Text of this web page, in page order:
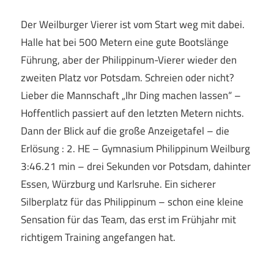
Der Weilburger Vierer ist vom Start weg mit dabei.
Halle hat bei 500 Metern eine gute Bootslänge
Führung, aber der Philippinum-Vierer wieder den
zweiten Platz vor Potsdam. Schreien oder nicht?
Lieber die Mannschaft „Ihr Ding machen lassen“ –
Hoffentlich passiert auf den letzten Metern nichts.
Dann der Blick auf die große Anzeigetafel – die
Erlösung : 2. HE – Gymnasium Philippinum Weilburg
3:46.21 min – drei Sekunden vor Potsdam, dahinter
Essen, Würzburg und Karlsruhe. Ein sicherer
Silberplatz für das Philippinum – schon eine kleine
Sensation für das Team, das erst im Frühjahr mit
richtigem Training angefangen hat.